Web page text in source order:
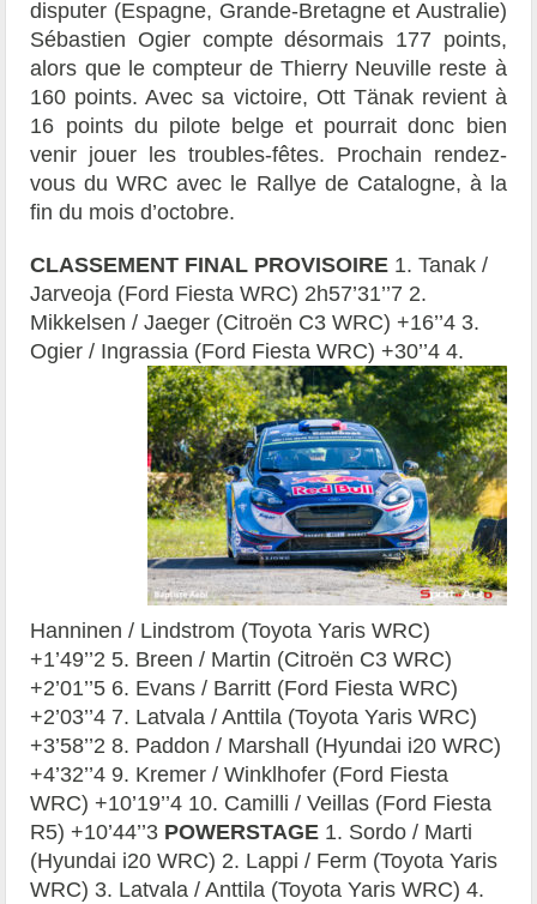
disputer (Espagne, Grande-Bretagne et Australie)
Sébastien Ogier compte désormais 177 points,
alors que le compteur de Thierry Neuville reste à
160 points. Avec sa victoire, Ott Tänak revient à
16 points du pilote belge et pourrait donc bien
venir jouer les troubles-fêtes. Prochain rendez-
vous du WRC avec le Rallye de Catalogne, à la
fin du mois d’octobre.
CLASSEMENT FINAL PROVISOIRE 1. Tanak /
Jarveoja (Ford Fiesta WRC) 2h57’31’’7 2.
Mikkelsen / Jaeger (Citroën C3 WRC) +16’’4 3.
Ogier / Ingrassia (Ford Fiesta WRC) +30’’4 4.
Hanninen / Lindstrom (Toyota Yaris WRC)
+1’49’’2 5. Breen / Martin (Citroën C3 WRC)
+2’01’’5 6. Evans / Barritt (Ford Fiesta WRC)
+2’03’’4 7. Latvala / Anttila (Toyota Yaris WRC)
+3’58’’2 8. Paddon / Marshall (Hyundai i20 WRC)
+4’32’’4 9. Kremer / Winklhofer (Ford Fiesta
WRC) +10’19’’4 10. Camilli / Veillas (Ford Fiesta
R5) +10’44’’3 POWERSTAGE 1. Sordo / Marti
(Hyundai i20 WRC) 2. Lappi / Ferm (Toyota Yaris
WRC) 3. Latvala / Anttila (Toyota Yaris WRC) 4.